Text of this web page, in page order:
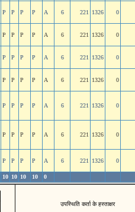
P P P P A 6 221 1326 0
P P P P A 6 221 1326 0
P P P P A 6 221 1326 0
P P P P A 6 221 1326 0
P P P P A 6 221 1326 0
P P P P A 6 221 1326 0
P P P P A 6 221 1326 0
10 10 10 10 0
उपस्थिति कर्ता के हस्ताक्षर